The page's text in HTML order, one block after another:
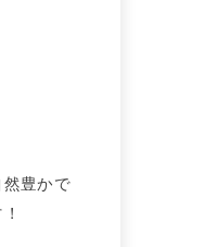
然豊かで